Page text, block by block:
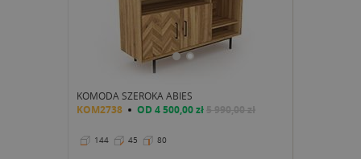
KOMODA SZEROKA ABIES
KOM2738 OD 4 500,00 zł5 990,00 zł
144 45 80